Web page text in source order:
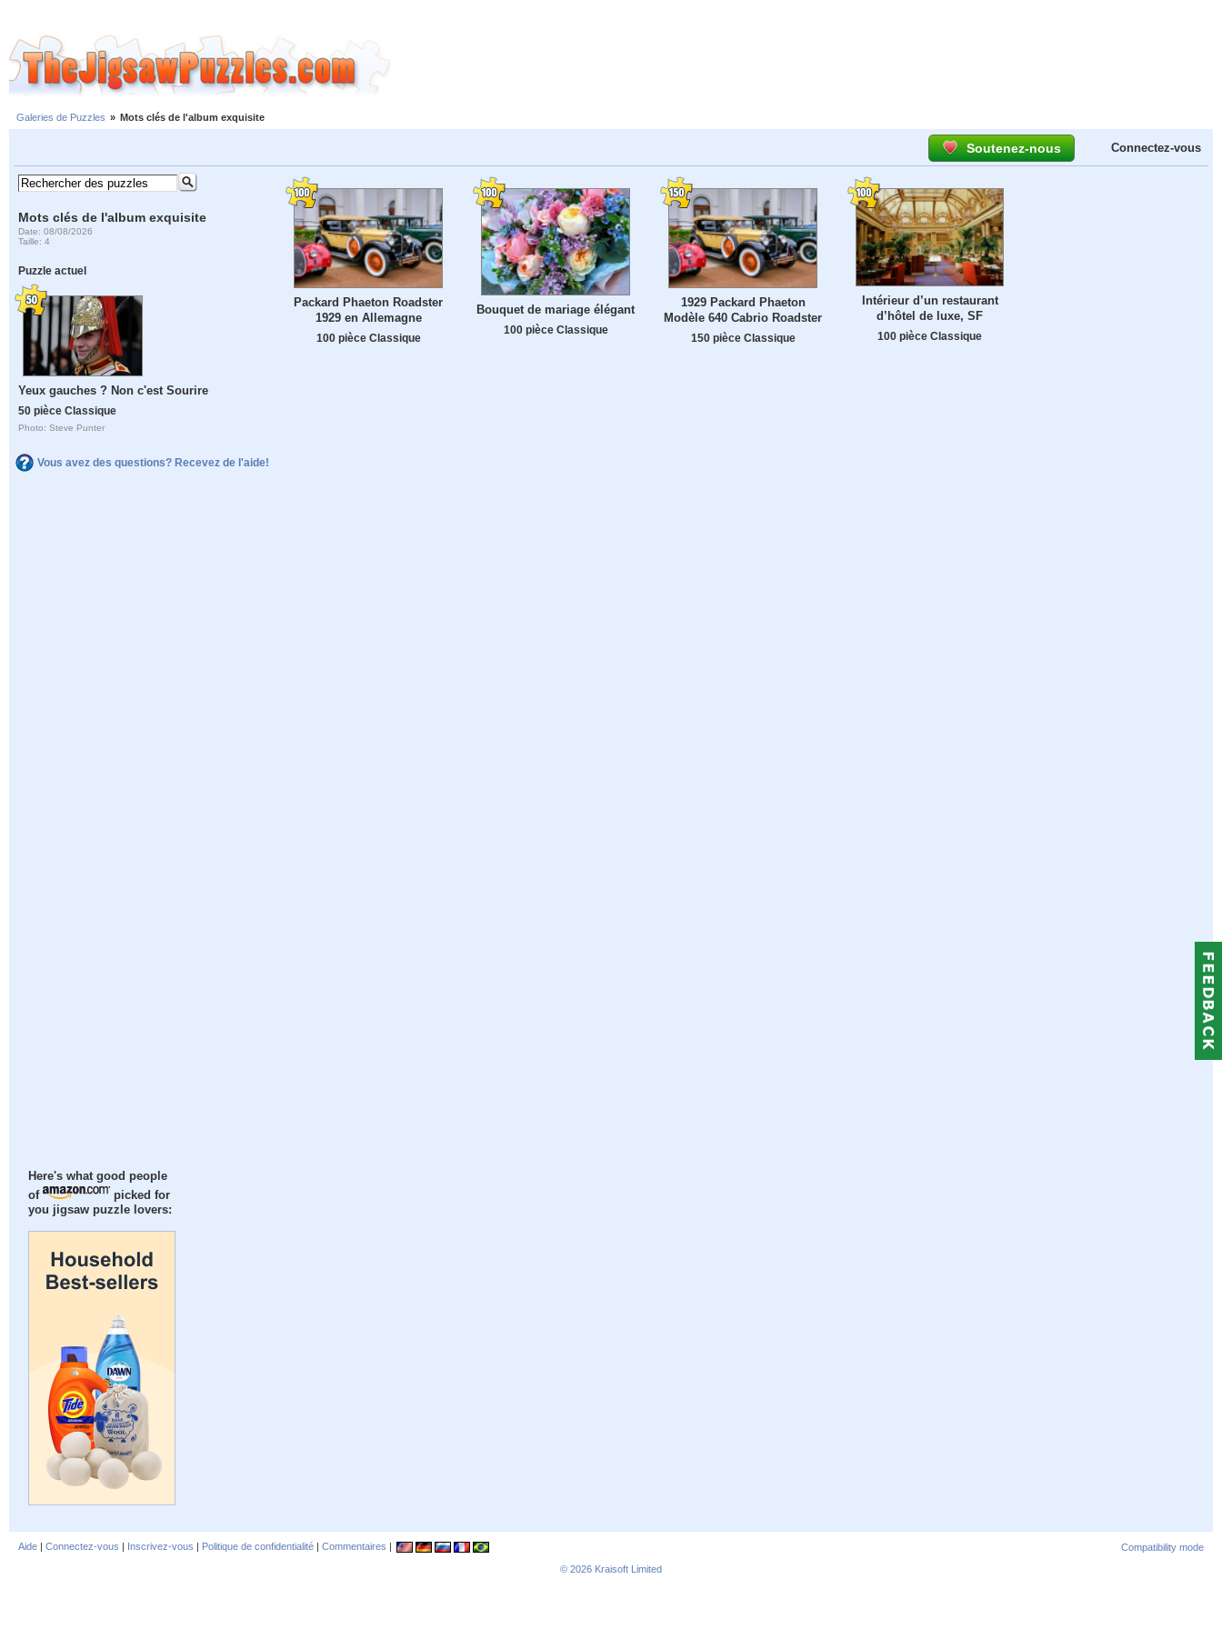
Galeries de Puzzles » Mots clés de l'album exquisite
Soutenez-nous Connectez-vous
Mots clés de l'album exquisite
Date: 08/08/2026
Taille: 4
Puzzle actuel
Yeux gauches ? Non c'est Sourire
50 pièce Classique
Photo: Steve Punter
Vous avez des questions? Recevez de l'aide!
Here's what good people
of
picked for
you jigsaw puzzle lovers:
Packard Phaeton Roadster
1929 en Allemagne
100 pièce Classique
Bouquet de mariage élégant
100 pièce Classique
1929 Packard Phaeton
Modèle 640 Cabrio Roadster
150 pièce Classique
Intérieur d’un restaurant
d’hôtel de luxe, SF
100 pièce Classique
Aide | Connectez-vous | Inscrivez-vous | Politique de confidentialité | Commentaires |
Compatibility mode
© 2026 Kraisoft Limited